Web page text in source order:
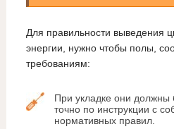
Для правильности выведения
энергии, нужно чтобы полы,
требованиям:
При укладке они должны
точно по инструкции с
нормативных правил.